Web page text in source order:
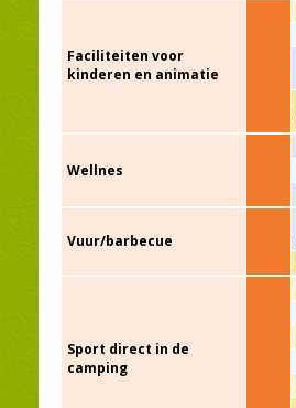
Faciliteiten voor
kinderen en animatie
Wellnes
Vuur/barbecue
Sport direct in de
camping